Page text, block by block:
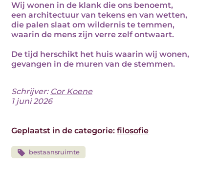
Wij wonen in de klank die ons benoemt,
een architectuur van tekens en van wetten,
die palen slaat om wildernis te temmen,
waarin de mens zijn verre zelf ontwaart.
De tijd herschikt het huis waarin wij wonen,
gevangen in de muren van de stemmen.
Schrijver: Cor Koene
1 juni 2026
Geplaatst in de categorie: filosofie
bestaansruimte